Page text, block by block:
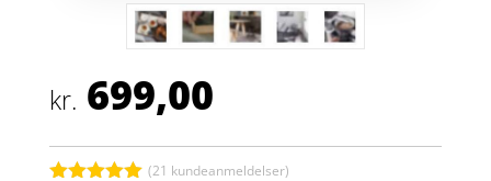
kr. 699,00
(21 kundeanmeldelser)